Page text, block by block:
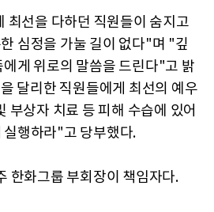
최선을 다하던 직원들이 숨지고
심정을 가눌 길이 없다"며 "깊
게 위로의 말씀을 드린다"고 밝
달리한 직원들에게 최선의 예우
부상자 치료 등 피해 수습에 있어
실행하라"고 당부했다.
한화그룹 부회장이 책임자다.